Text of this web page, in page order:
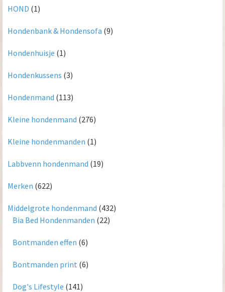
HOND (1)
Hondenbank & Hondensofa (9)
Hondenhuisje (1)
Hondenkussens (3)
Hondenmand (113)
Kleine hondenmand (276)
Kleine hondenmanden (1)
Labbvenn hondenmand (19)
Merken (622)
Middelgrote hondenmand (432)
Bia Bed Hondenmanden (22)
Bontmanden effen (6)
Bontmanden print (6)
Dog's Lifestyle (141)